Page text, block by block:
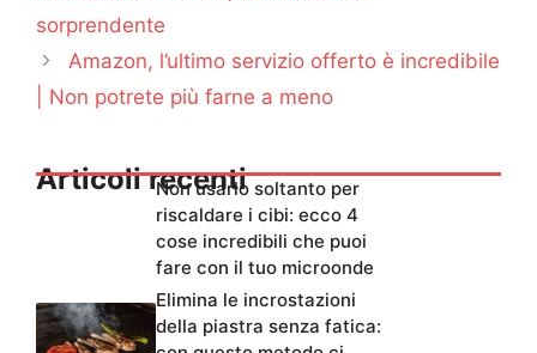
sorprendente
Amazon, l’ultimo servizio offerto è incredibile
| Non potrete più farne a meno
Articoli recentiNon usarlo soltanto per
riscaldare i cibi: ecco 4
cose incredibili che puoi
fare con il tuo microonde
Elimina le incrostazioni
della piastra senza fatica: